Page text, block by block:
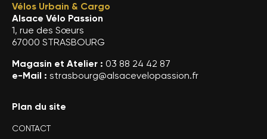
Vélos Urbain & Cargo
Alsace Vélo Passion
1, rue des Sœurs
67000 STRASBOURG
Magasin et Atelier : 03 88 24 42 87
e-Mail : strasbourg@alsacevelopassion.fr
Plan du site
CONTACT